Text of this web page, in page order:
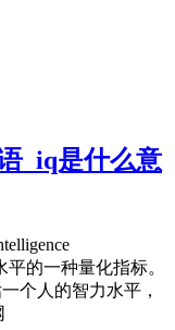
_iq是什么意
的一种量化指标。
个人的智力水平，